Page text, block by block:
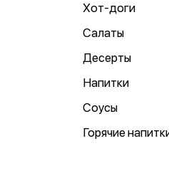
Хот-доги
Салаты
Десерты
Напитки
Соусы
Горячие